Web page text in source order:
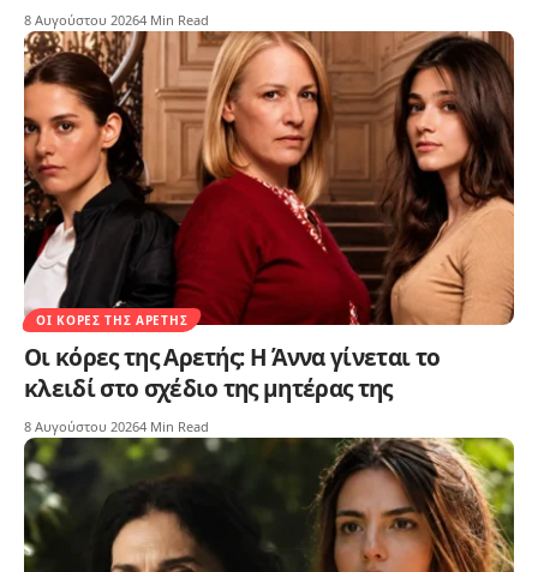
8 Αυγούστου 20264 Min Read
ΟΙ ΚΌΡΕΣ ΤΗΣ ΑΡΕΤΉΣ
Οι κόρες της Αρετής: Η Άννα γίνεται το
κλειδί στο σχέδιο της μητέρας της
8 Αυγούστου 20264 Min Read